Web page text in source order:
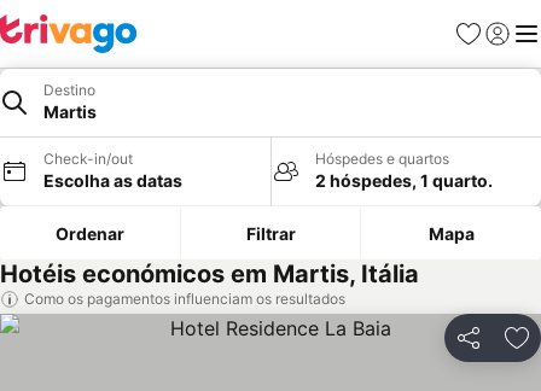
Favoritos
Iniciar
Destino
Martis
Check-in/out
Escolha as datas
Hóspedes e quartos
2 hóspedes, 1 quarto.
Ordenar Filtrar Mapa
Hotéis económicos em Martis, Itália
Como os pagamentos influenciam os resultados
Partilhar